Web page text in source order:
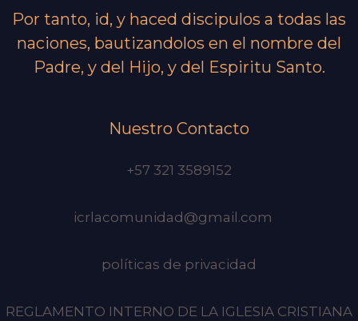
Por tanto, id, y haced discipulos a todas las
naciones, bautizandolos en el nombre del
Padre, y del Hijo, y del Espiritu Santo.
Nuestro Contacto
+57 321 3589152
icrlacomunidad@gmail.com
políticas de privacidad
REGLAMENTO INTERNO DE LA IGLESIA CRISTIANA